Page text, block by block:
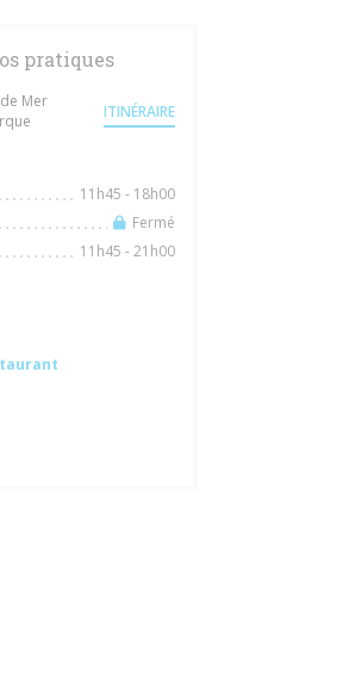
pratiques
Mer
((ouvre une nouvelle fenêtre))
ITINÉRAIRE
11h45 - 18h00
Fermé
11h45 - 21h00